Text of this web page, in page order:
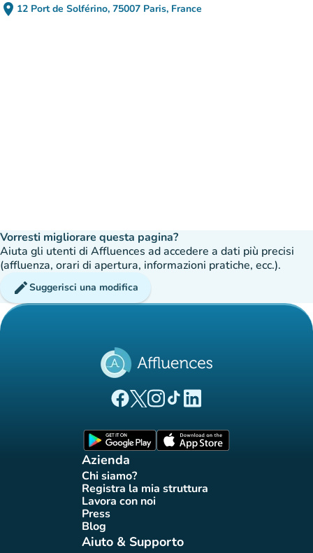
place 12 Port de Solférino, 75007 Paris, France
(apri in Google Maps)
(nuova scheda)
Vorresti migliorare questa pagina?
Aiuta gli utenti di Affluences ad accedere a dati più precisi
(affluenza, orari di apertura, informazioni pratiche, ecc.).
editSuggerisci una modifica
(nuova scheda)
(nuova scheda)
(nuova scheda)
(nuova scheda)
(nuova scheda)
Azienda
Chi siamo?(nuova scheda)
Registra la mia struttura
(nuova scheda)
Lavora con noi
(nuova scheda)
Press(nuova scheda)
Blog(nuova scheda)
Aiuto & Supporto